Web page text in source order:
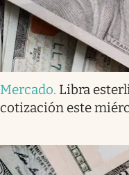
Mercado. Libra
cotización este